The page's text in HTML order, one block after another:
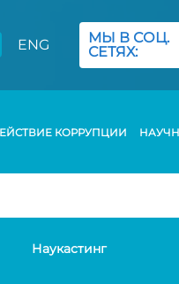
ENG
МЫ В СОЦ.
СЕТЯХ:
КОРРУПЦИИ
Наукастинг